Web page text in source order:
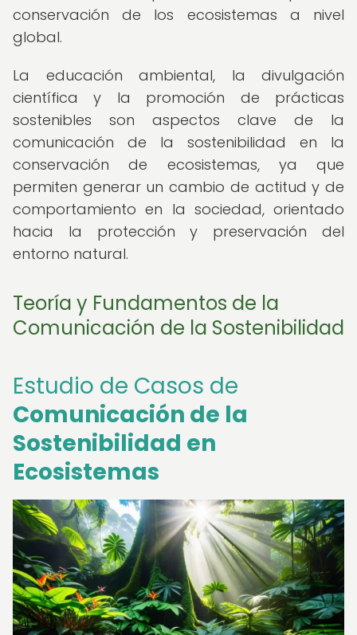
conservación de los ecosistemas a nivel
global.
La educación ambiental, la divulgación
científica y la promoción de prácticas
sostenibles son aspectos clave de la
comunicación de la sostenibilidad en la
conservación de ecosistemas, ya que
permiten generar un cambio de actitud y de
comportamiento en la sociedad, orientado
hacia la protección y preservación del
entorno natural.
Teoría y Fundamentos de la
Comunicación de la Sostenibilidad
Estudio de Casos de
Comunicación de la
Sostenibilidad en
Ecosistemas